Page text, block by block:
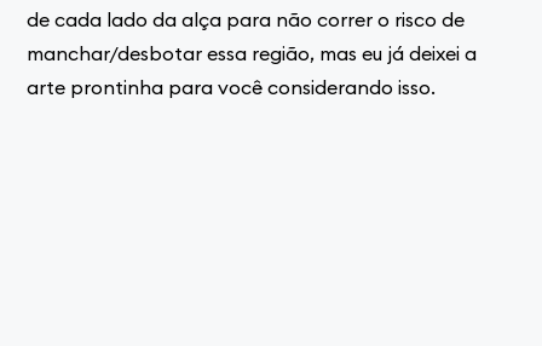
de cada lado da alça para não correr o risco de
manchar/desbotar essa região, mas eu já deixei a
arte prontinha para você considerando isso.